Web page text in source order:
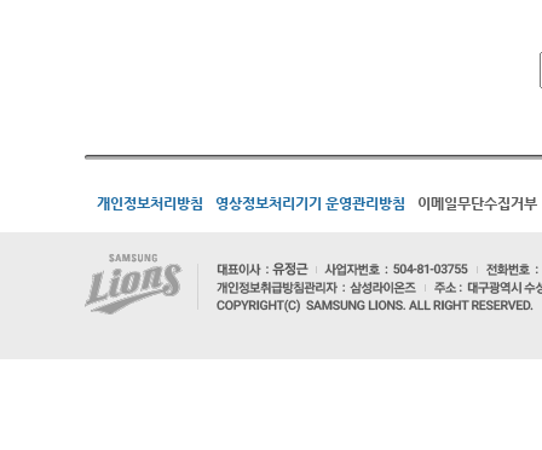
개인정보처리방침 영상정보처리기기 운영관리방침 이메일무단수집거부